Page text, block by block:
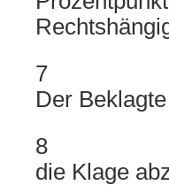
7
Der
8
die Klage